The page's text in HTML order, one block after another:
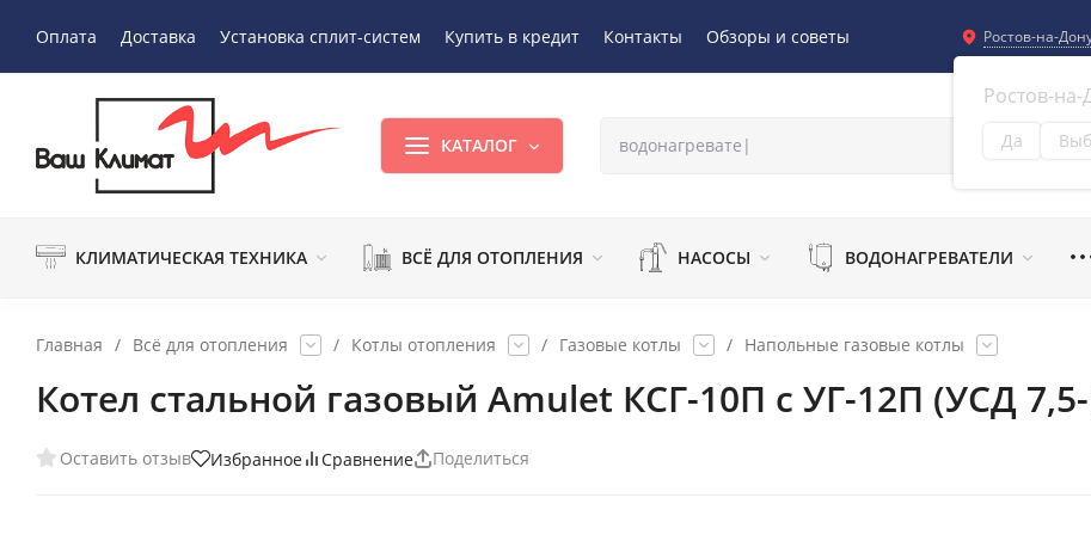
Оплата Доставка Установка сплит-систем Купить в кредит Контакты Обзоры и советы Ростов-на-
Ростов-
Да
КАТАЛОГ
КЛИМАТИЧЕСКАЯ ТЕХНИКА ВСЁ ДЛЯ ОТОПЛЕНИЯ НАСОСЫ ВОДОНАГРЕВАТЕЛИ
Главная / Всё для отопления / Котлы отопления / Газовые котлы / Напольные газовые котлы
Котел стальной газовый Amulet КСГ-10П с УГ-12П (УСД 7,5-
Оставить отзыв Избранное Сравнение Поделиться